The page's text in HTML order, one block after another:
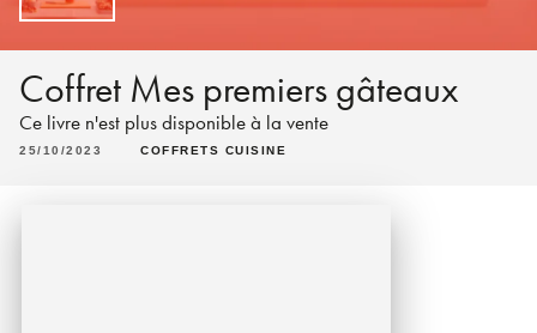
Coffret Mes premiers gâteaux
Ce livre n'est plus disponible à la vente
25/10/2023 COFFRETS CUISINE